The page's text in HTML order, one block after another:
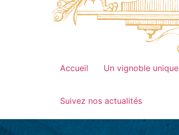
Accueil Un vignoble unique
Suivez nos actualités